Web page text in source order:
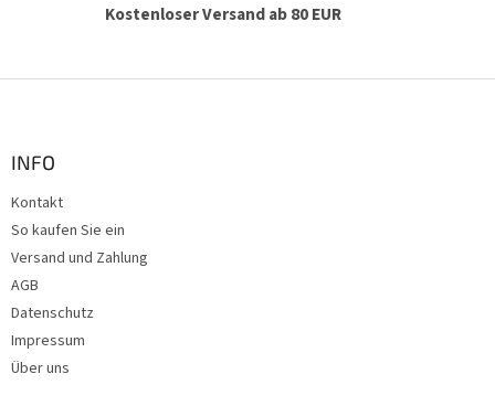
e
r
Kostenloser Versand ab 80 EUR
INFO
Kontakt
So kaufen Sie ein
Versand und Zahlung
AGB
Datenschutz
Impressum
Über uns